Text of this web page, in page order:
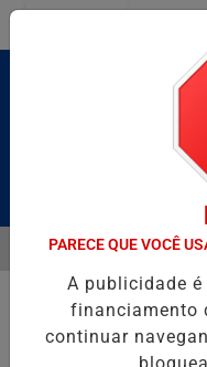
Pesquisar
HOMENAGEIA UZIEL
EM ALTA
PARECE QUE VOCÊ
A publicidade
financiamento
continuar